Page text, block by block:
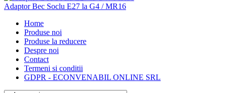
Adaptor Bec Soclu E27 la G4 / MR16
Home
Produse noi
Produse la reducere
Despre noi
Contact
Termeni si conditii
GDPR - ECONVENABIL ONLINE SRL